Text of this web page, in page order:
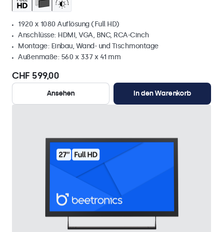
1920 x 1080 Auflösung (Full HD)
Anschlüsse: HDMI, VGA, BNC, RCA-Cinch
Montage: Einbau, Wand- und Tischmontage
Außenmaße: 560 x 337 x 41 mm
CHF 599,00
Ansehen In den Warenkorb